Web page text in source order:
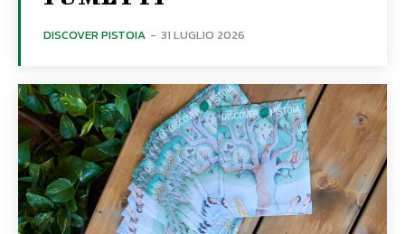
DISCOVER PISTOIA - 31 LUGLIO 2026